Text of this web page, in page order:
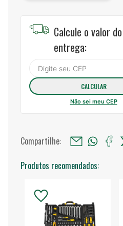
Calcule o valor
entrega:
Não sei meu CEP
Compartilhe:
Produtos recomendados: